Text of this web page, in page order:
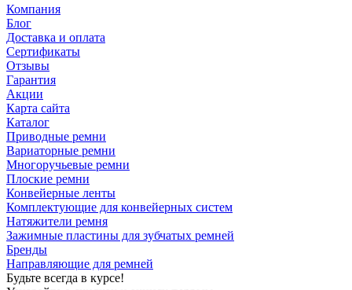
Компания
Блог
Доставка и оплата
Сертификаты
Отзывы
Гарантия
Акции
Карта сайта
Каталог
Приводные ремни
Вариаторные ремни
Многоручьевые ремни
Плоские ремни
Конвейерные ленты
Комплектующие для конвейерных систем
Натяжители ремня
Зажимные пластины для зубчатых ремней
Бренды
Направляющие для ремней
Будьте всегда в курсе!